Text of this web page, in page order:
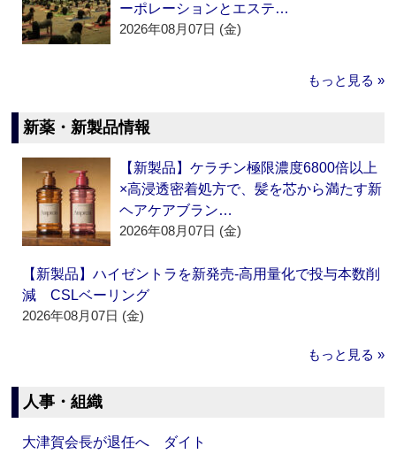
ーポレーションとエステ…
2026年08月07日 (金)
もっと見る »
新薬・新製品情報
【新製品】ケラチン極限濃度6800倍以上
×高浸透密着処方で、髪を芯から満たす新
ヘアケアブラン…
2026年08月07日 (金)
【新製品】ハイゼントラを新発売‐高用量化で投与本数削
減 CSLベーリング
2026年08月07日 (金)
もっと見る »
人事・組織
大津賀会長が退任へ ダイト